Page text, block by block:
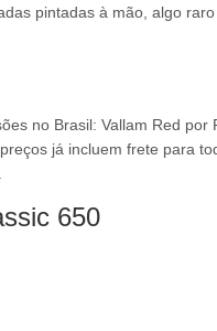
pintadas à mão, algo
no Brasil: Vallam Red por
já incluem frete para
650